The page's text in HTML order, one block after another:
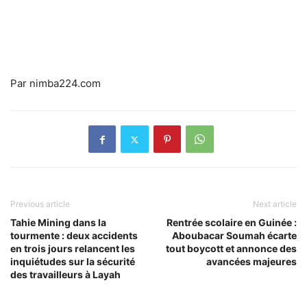
Par nimba224.com
Previous article
Tahie Mining dans la
tourmente : deux accidents
en trois jours relancent les
inquiétudes sur la sécurité
des travailleurs à Layah
Next article
Rentrée scolaire en Guinée :
Aboubacar Soumah écarte
tout boycott et annonce des
avancées majeures